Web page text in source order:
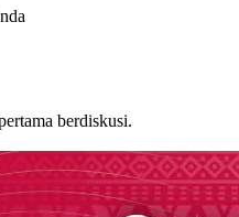
berdiskusi.